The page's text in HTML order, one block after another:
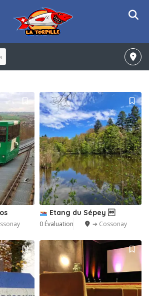
Etang du Sépey 
0 Évaluation ➔ Cossonay